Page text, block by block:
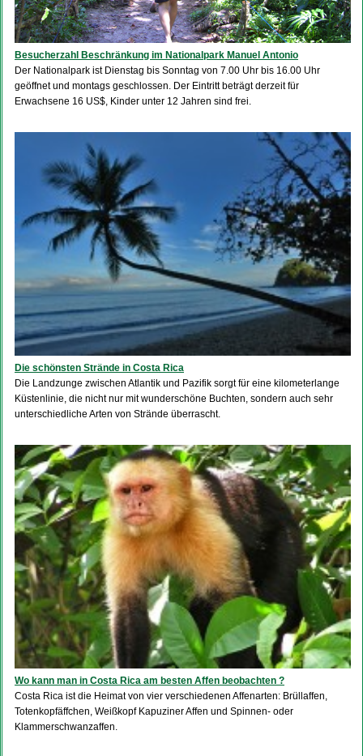
Besucherzahl Beschränkung im Nationalpark Manuel Antonio
Der Nationalpark ist Dienstag bis Sonntag von 7.00 Uhr bis 16.00 Uhr
geöffnet und montags geschlossen. Der Eintritt beträgt derzeit für
Erwachsene 16 US$, Kinder unter 12 Jahren sind frei.
Die schönsten Strände in Costa Rica
Die Landzunge zwischen Atlantik und Pazifik sorgt für eine kilometerlange
Küstenlinie, die nicht nur mit wunderschöne Buchten, sondern auch sehr
unterschiedliche Arten von Strände überrascht.
Wo kann man in Costa Rica am besten Affen beobachten ?
Costa Rica ist die Heimat von vier verschiedenen Affenarten: Brüllaffen,
Totenkopfäffchen, Weißkopf Kapuziner Affen und Spinnen- oder
Klammerschwanzaffen.